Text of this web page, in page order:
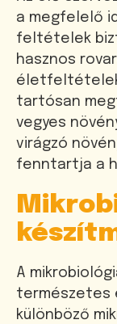
a megfelelő
feltételek
hasznos
tartósan
vegyes
virágzó
fenntartja a
A
természetes
különböző